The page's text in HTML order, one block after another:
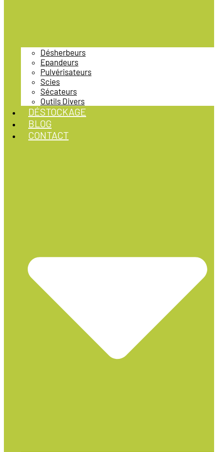
Désherbeurs
Epandeurs
Pulvérisateurs
Scies
Sécateurs
Outils Divers
DÉSTOCKAGE
BLOG
CONTACT